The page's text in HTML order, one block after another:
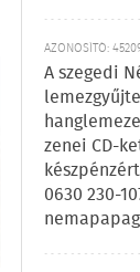
AZONOSÍTÓ:
A szegedi
zenei CD-
0630 230-